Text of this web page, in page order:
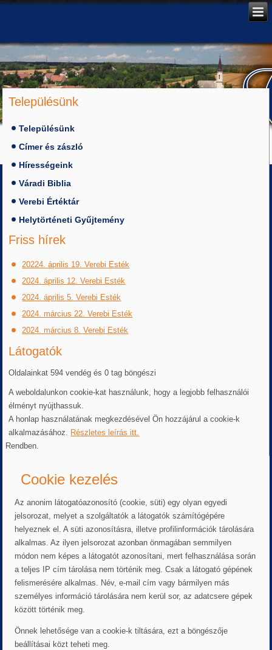
Településünk
Településünk
Címer és zászló
Hírességeink
Váradi Biblia
Verebi Értéktár
Helytörténeti Gyűjtemény
Friss hírek
20224. április 19. Verebi Esték
2024. április 12. Verebi Esték
2024. április 5. Verebi Esték
2024. március 22. Verebi Esték
2024. március 8. Verebi Esték
Látogatók
Oldalainkat 594 vendég és 0 tag böngészi
A weboldalunkon cookie-kat használunk, hogy a legjobb felhasználói
élményt nyújthassuk.
A honlap használatának megkezdésével Ön hozzájárul a cookie-k
alkalmazásához. Részletes leírás itt.
Rendben.
Cookie kezelés
Az anonim látogatóazonosító (cookie, süti) egy olyan egyedi
jelsorozat, melyet a szolgáltatók a látogatók számítógépére
helyeznek el. A süti azonosításra, illetve profilinformációk tárolására
alkalmas. Az ilyen jelsorozat azonban önmagában semmilyen
módon nem képes a látogatót azonosítani, mert felhasználása során
a teljes IP cím tárolása nem történik meg. Csak a látogató gépének
felismerésére alkalmas. Név, e-mail cím vagy bármilyen más
személyes információ tárolására nem kerül sor, az adatcsere gépek
között történik meg.
Önnek lehetősége van a cookie-k tiltására, ezt a böngészője
beállításai közt teheti meg.